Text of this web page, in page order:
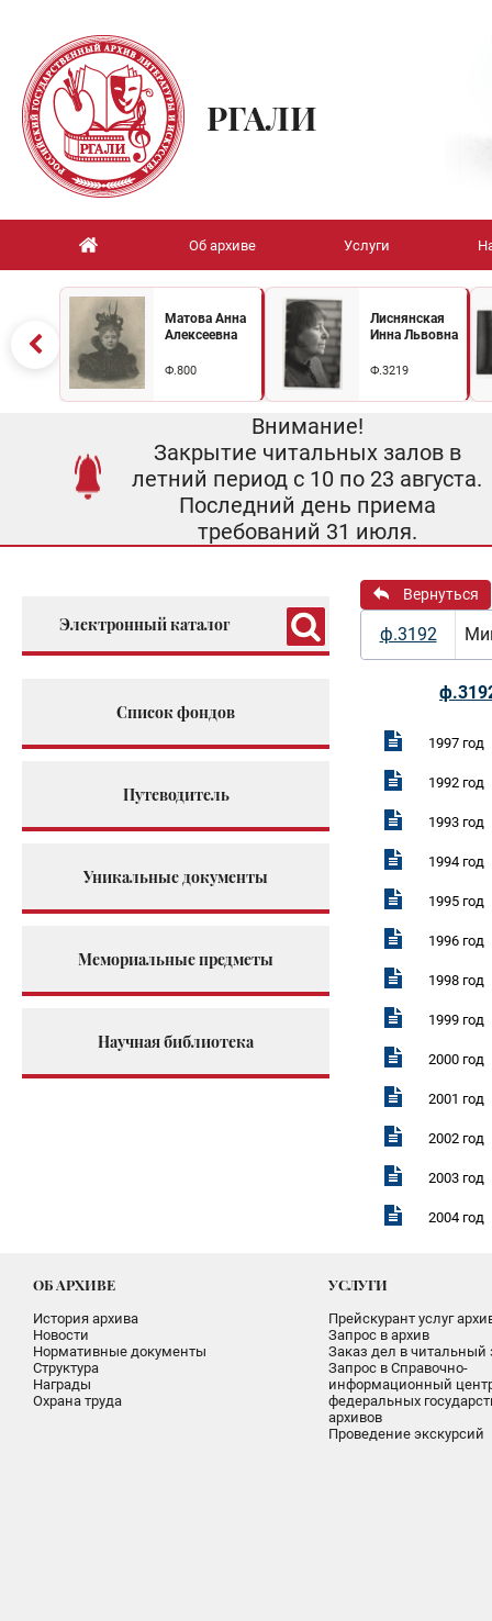
РГАЛИ
Об архиве Услуги
Матова Анна
Алексеевна
Ф.800
Лиснянская
Инна Львовна
Ф.3219
Внимание!
Закрытие читальных залов в
летний период с 10 по 23 августа.
Последний день приема
требований 31 июля.
Электронный каталог
Список фондов
Путеводитель
Уникальные документы
Мемориальные предметы
Научная библиотека
Вернуться
ф.3192
1997 год
1992 год
1993 год
1994 год
1995 год
1996 год
1998 год
1999 год
2000 год
2001 год
2002 год
2003 год
2004 год
ОБ АРХИВЕ
История архива
Новости
Нормативные документы
Структура
Награды
Охрана труда
УСЛУГИ
Прейскурант услуг
Запрос в архив
Заказ дел в читальный
Запрос в Справочно-
информационный
федеральных
архивов
Проведение экскурсий